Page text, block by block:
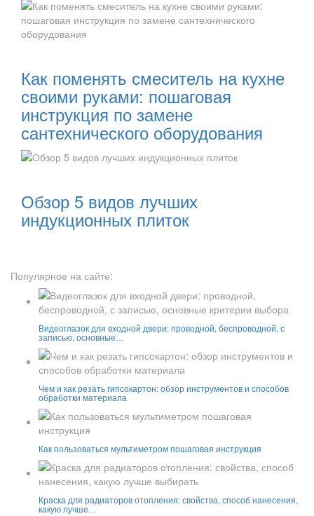
Как поменять смеситель на кухне
своими руками: пошаговая
инструкция по замене
сантехнического оборудования
Обзор 5 видов лучших
индукционных плиток
Популярное на сайте:
Видеоглазок для входной двери: проводной, беспроводной, с
записью, основные…
Чем и как резать гипсокартон: обзор инструментов и способов
обработки материала
Как пользоваться мультиметром пошаговая инструкция
Краска для радиаторов отопления: свойства, способ нанесения,
какую лучше…